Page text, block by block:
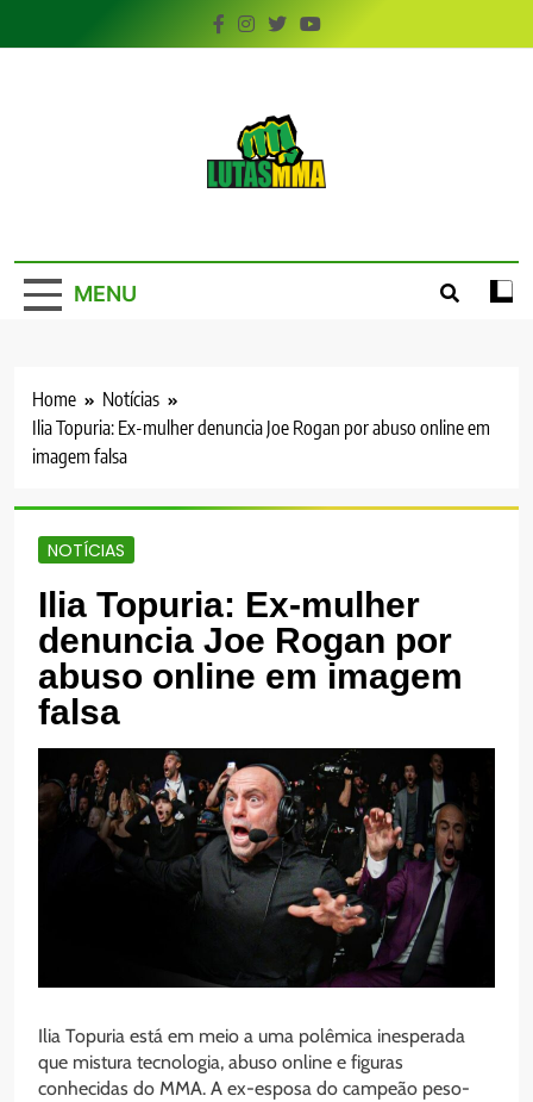
to
MENU
Home
Notícias
Ilia Topuria: Ex-mulher denuncia Joe Rogan por abuso online em
imagem falsa
NOTÍCIAS
Ilia Topuria: Ex-mulher
denuncia Joe Rogan por
abuso online em imagem
falsa
Ilia Topuria está em meio a uma polêmica inesperada
que mistura tecnologia, abuso online e figuras
conhecidas do MMA. A ex-esposa do campeão peso-